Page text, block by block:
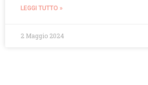
LEGGI TUTTO »
2 Maggio 2024